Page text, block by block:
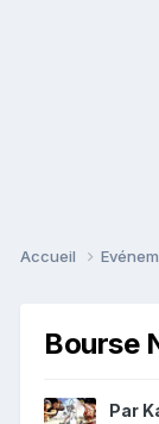
Accueil
Bourse
Par